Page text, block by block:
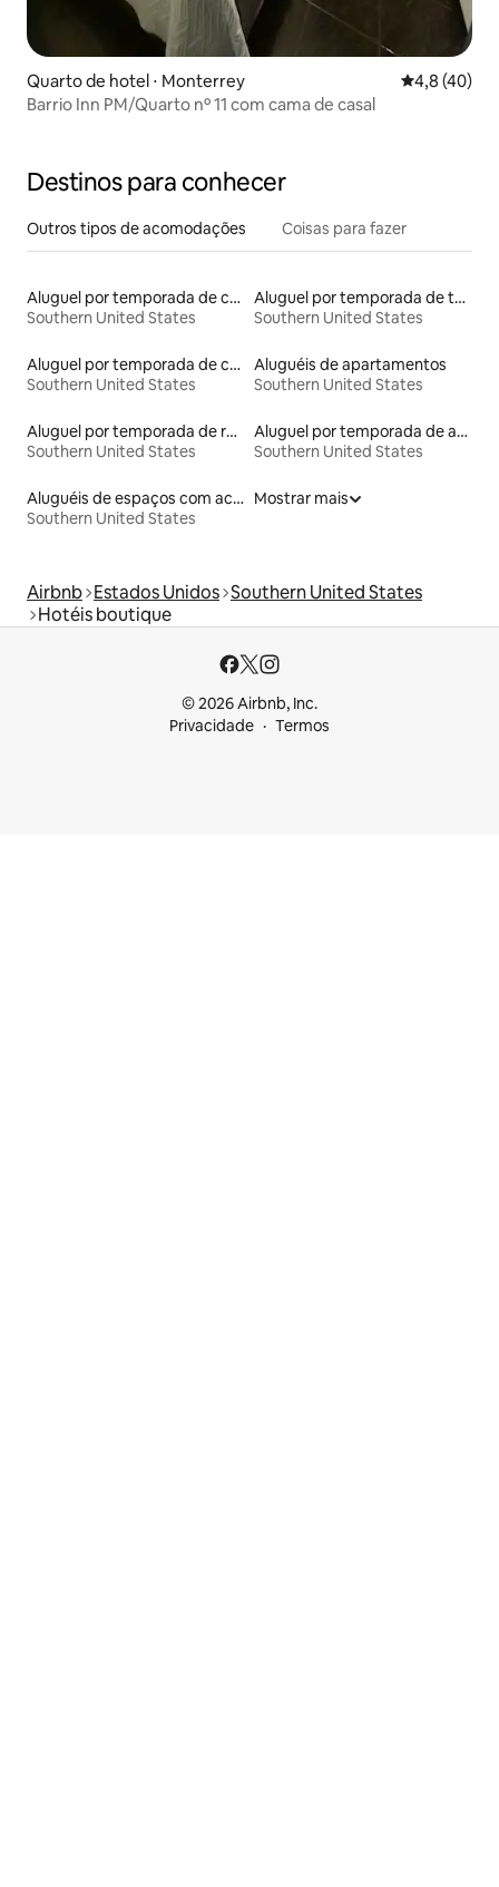
Quarto de hotel ⋅ Monterrey 4,8 de uma
4,8 (40)
Barrio Inn PM/Quarto nº 11 com cama de casal
Destinos para conhecer
Outros tipos de acomodações Coisas para fazer
Aluguel por temporada de casas de veraneio
Southern United States
Aluguel por temporada de torres
Southern United States
Aluguel por temporada de casas na árvore
Southern United States
Aluguéis de apartamentos
Southern United States
Aluguel por temporada de ranchos
Southern United States
Aluguel por temporada de apart-hotéis
Southern United States
Aluguéis de espaços com acesso direto a pistas de esqui
Southern United States
Mostrar mais
Airbnb Estados Unidos Southern United States
Hotéis boutique
© 2026 Airbnb, Inc.
Privacidade
Termos